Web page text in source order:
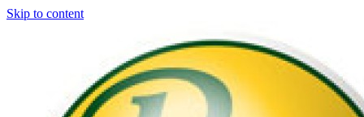
Skip to content